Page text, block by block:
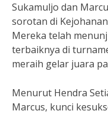
Sukamuljo dan
sorotan di
Mereka telah
terbaiknya di
meraih gelar juara
Menurut Hendra
Marcus, kunci